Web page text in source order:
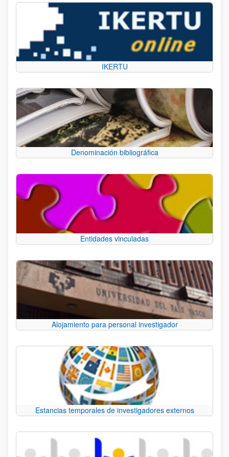
IKERTU
Denominación bibliográfica
Entidades vinculadas
Alojamiento para personal investigador
Estancias temporales de investigadores externos